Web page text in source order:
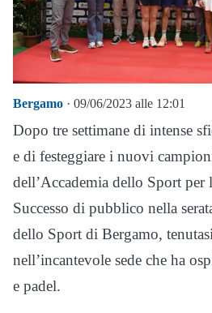
Bergamo · 09/06/2023 alle 12:01
Dopo tre settimane di intense
e di festeggiare i nuovi
dell’Accademia dello Sport per
Successo di pubblico nella
dello Sport di Bergamo,
nell’incantevole sede che ha
e padel.